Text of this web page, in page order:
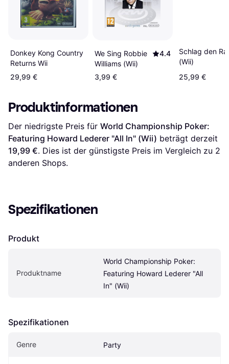
Donkey Kong Country
Returns Wii
29,99 €
We Sing Robbie
Williams (Wii)
4.4
3,99 €
Schlag den
(Wii)
25,99 €
Produktinformationen
Der niedrigste Preis für World Championship Poker:
Featuring Howard Lederer "All In" (Wii)
19,99 €. Dies ist der günstigste Preis im Vergleich zu 2
anderen Shops.
Spezifikationen
Produkt
Produktname
World Championship Poker:
Featuring Howard Lederer "All
In" (Wii)
Spezifikationen
Genre Party